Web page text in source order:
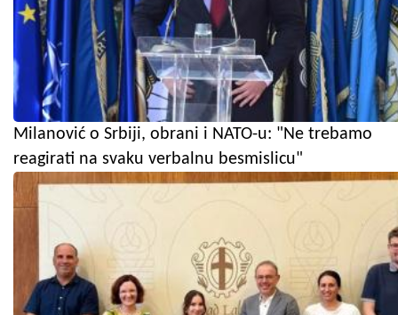
Milanović o Srbiji, obrani i NATO-u: "Ne trebamo
reagirati na svaku verbalnu besmislicu"